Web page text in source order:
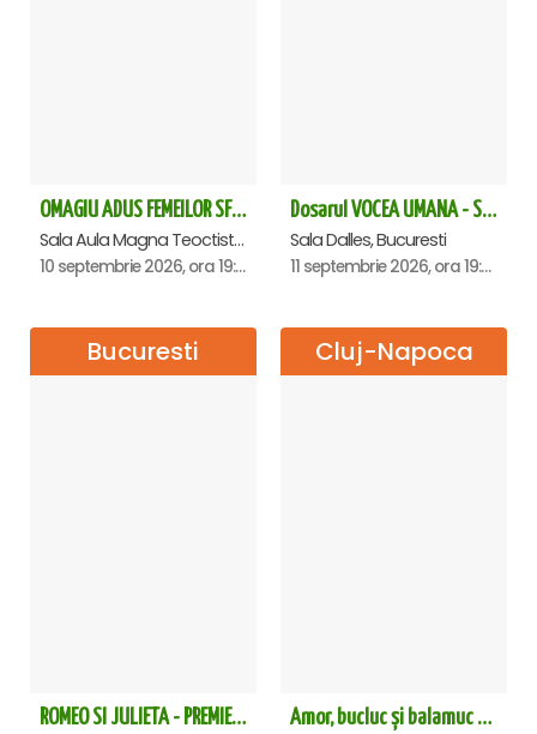
OMAGIU ADUS FEMEILOR SFINTE - Ana Nuță
Sala Aula Magna Teoctist Patriarhul, Palatul Patriarhiei, Bucuresti
10 septembrie 2026, ora 19:00
Dosarul VOCEA UMANA - Sala Dalles
Sala Dalles, Bucuresti
11 septembrie 2026, ora 19:30
Bucuresti
ROMEO SI JULIETA - PREMIERA OFICIALA - Bucuresti
Cluj-Napoca
Amor, bucluc și balamuc - Premiera națională - Cluj Napoca